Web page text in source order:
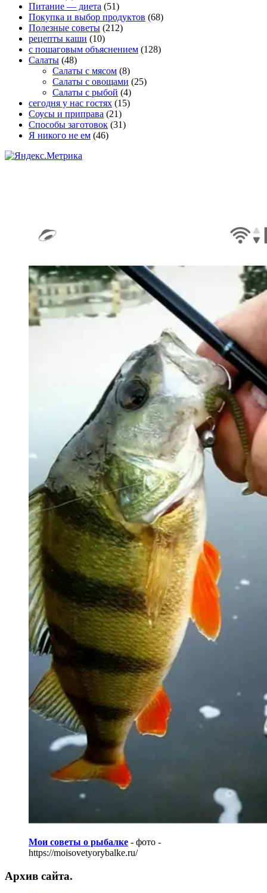
Питание — диета (51)
Покупка и выбор продуктов (68)
Полезные советы (212)
рецепты каши (10)
с пошаговым объяснением (128)
Салаты (48)
Салаты с мясом (8)
Салаты с овощами (25)
Салаты с рыбой (4)
сегодня у нас гостях (15)
Соусы и приправа (21)
Способы заготовок (31)
Я никого не ем (46)
Мои советы о рыбалке - фото -
https://moisovetyorybalke.ru/
Архив сайта.